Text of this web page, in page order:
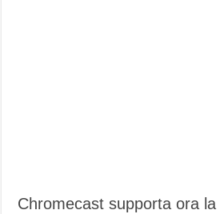
Chromecast supporta ora